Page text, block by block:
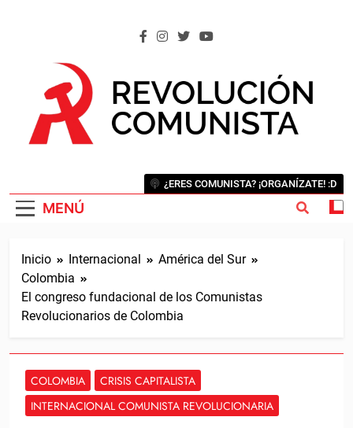
MENÚ
¿ERES COMUNISTA? ¡ORGANÍZATE! :D
Inicio Internacional
América del Sur
Colombia
El congreso fundacional de los Comunistas
Revolucionarios de Colombia
COLOMBIA
CRISIS CAPITALISTA
INTERNACIONAL COMUNISTA REVOLUCIONARIA